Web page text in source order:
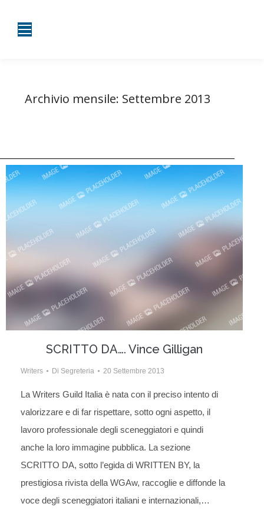
Archivio mensile: Settembre 2013
SCRITTO DA…. Vince Gilligan
Writers Di Segreteria 20 Settembre 2013
La Writers Guild Italia è nata con il preciso intento di
valorizzare e di far rispettare, sotto ogni aspetto, il
lavoro professionale degli sceneggiatori e quindi
anche la loro immagine pubblica. La sezione
SCRITTO DA, sotto l’egida di WRITTEN BY, la
prestigiosa rivista della WGAw, raccoglie e diffonde la
voce degli sceneggiatori italiani e internazionali,…